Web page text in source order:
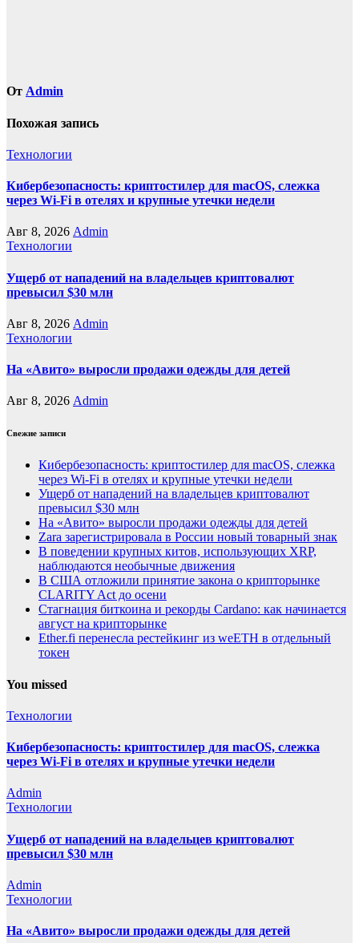
От Admin
Похожая запись
Технологии
Кибербезопасность: криптостилер для macOS, слежка
через Wi-Fi в отелях и крупные утечки недели
Авг 8, 2026 Admin
Технологии
Ущерб от нападений на владельцев криптовалют
превысил $30 млн
Авг 8, 2026 Admin
Технологии
На «Авито» выросли продажи одежды для детей
Авг 8, 2026 Admin
Свежие записи
Кибербезопасность: криптостилер для macOS, слежка
через Wi-Fi в отелях и крупные утечки недели
Ущерб от нападений на владельцев криптовалют
превысил $30 млн
На «Авито» выросли продажи одежды для детей
Zara зарегистрировала в России новый товарный знак
В поведении крупных китов, использующих XRP,
наблюдаются необычные движения
В США отложили принятие закона о крипторынке
CLARITY Act до осени
Стагнация биткоина и рекорды Cardano: как начинается
август на крипторынке
Ether.fi перенесла рестейкинг из weETH в отдельный
токен
You missed
Технологии
Кибербезопасность: криптостилер для macOS, слежка
через Wi-Fi в отелях и крупные утечки недели
Admin
Технологии
Ущерб от нападений на владельцев криптовалют
превысил $30 млн
Admin
Технологии
На «Авито» выросли продажи одежды для детей